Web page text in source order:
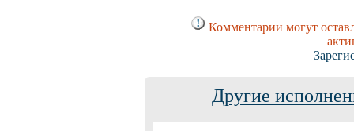
Комментарии могут
Другие